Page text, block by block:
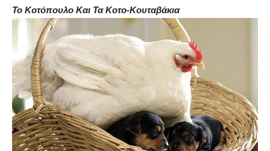
Το Κοτόπουλο Και Τα Κοτο-Κουταβάκια